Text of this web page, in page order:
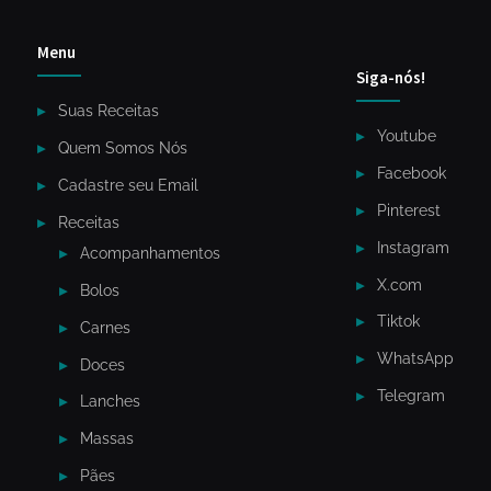
Menu
Suas Receitas
Quem Somos Nós
Cadastre seu Email
Receitas
Acompanhamentos
Bolos
Carnes
Doces
Lanches
Massas
Pães
Siga-nós!
Youtube
Facebook
Pinterest
Instagram
X.com
Tiktok
WhatsApp
Telegram